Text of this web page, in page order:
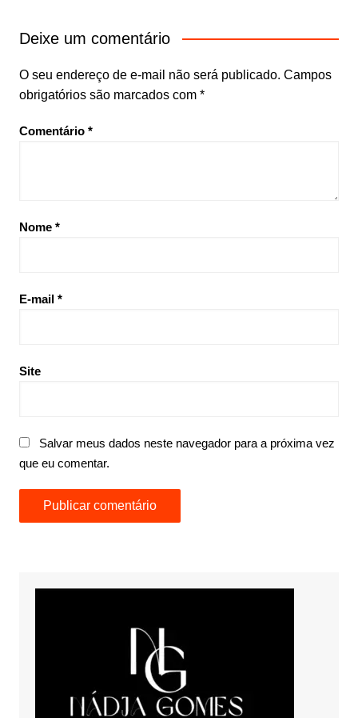
Deixe um comentário
O seu endereço de e-mail não será publicado. Campos
obrigatórios são marcados com *
Comentário *
Nome *
E-mail *
Site
Salvar meus dados neste navegador para a próxima vez
que eu comentar.